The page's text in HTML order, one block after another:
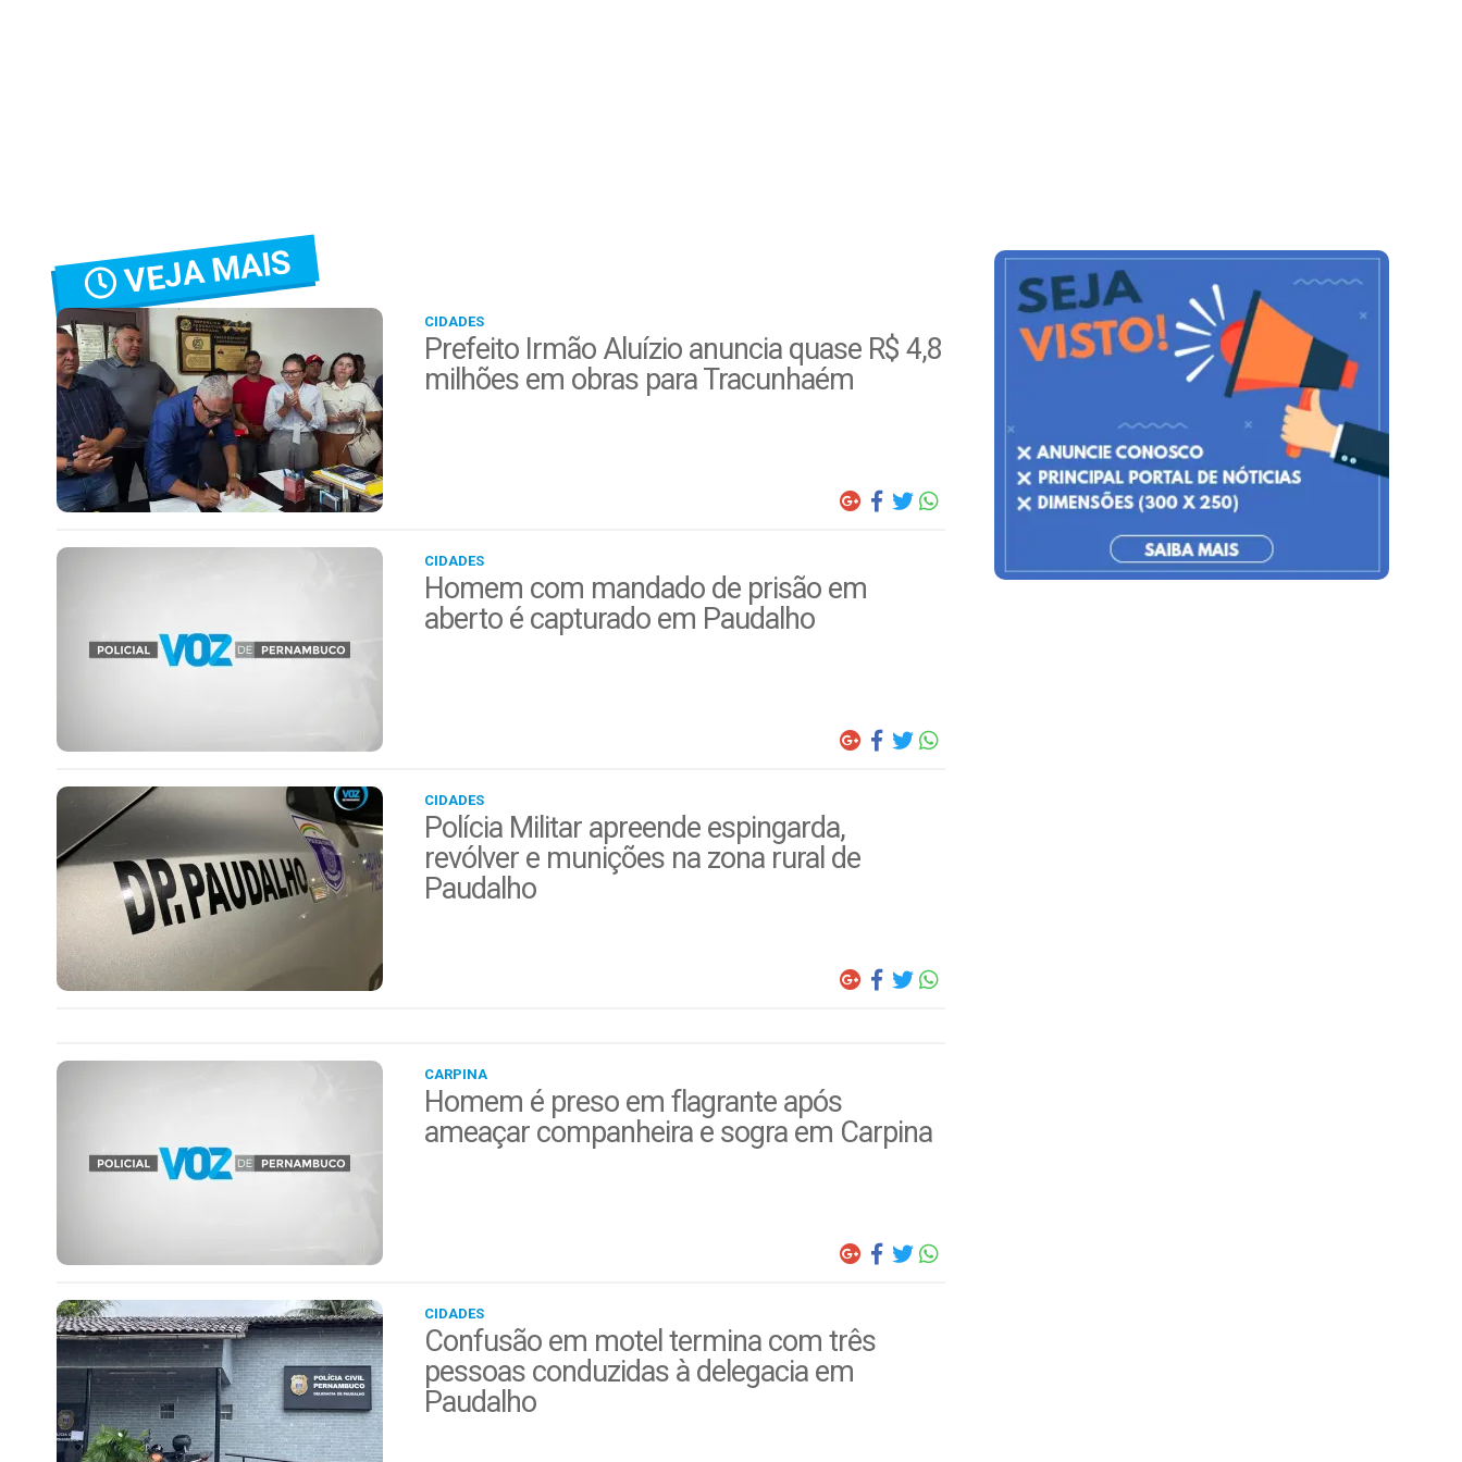
VEJA MAIS
CIDADES
Prefeito Irmão Aluízio anuncia quase R$ 4,8
milhões em obras para Tracunhaém
CIDADES
Homem com mandado de prisão em
aberto é capturado em Paudalho
CIDADES
Polícia Militar apreende espingarda,
revólver e munições na zona rural de
Paudalho
CARPINA
Homem é preso em flagrante após
ameaçar companheira e sogra em Carpina
CIDADES
Confusão em motel termina com três
pessoas conduzidas à delegacia em
Paudalho